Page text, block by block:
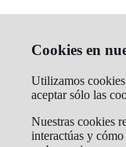
Cookies en
Utilizamos
aceptar sólo las
Nuestras cookies
interactúas y